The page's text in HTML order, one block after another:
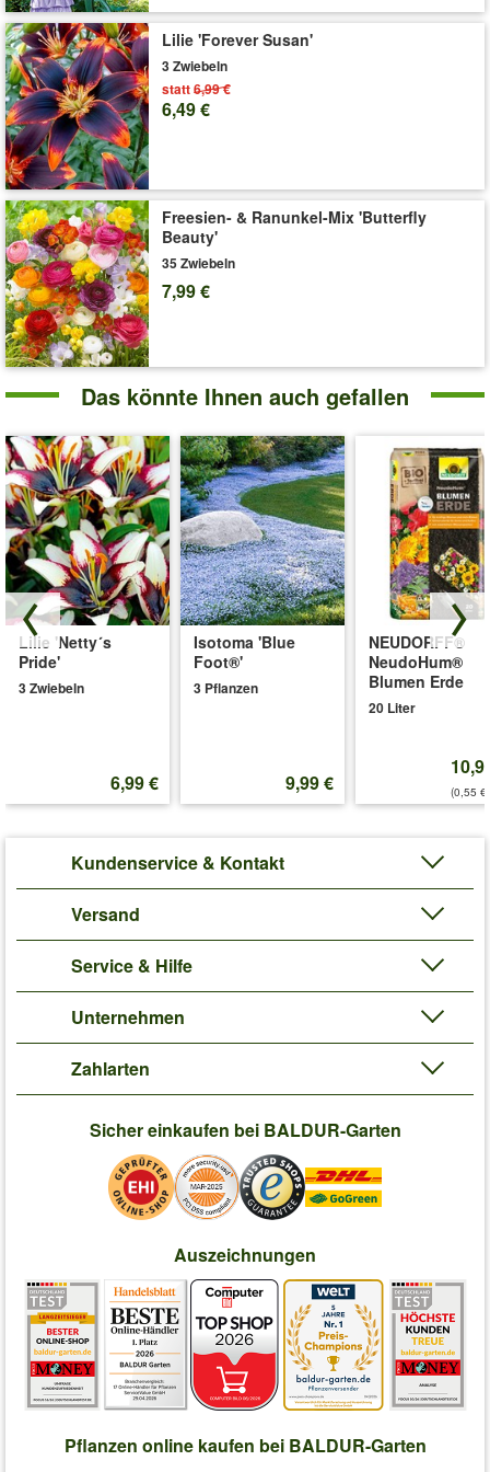
Lilie 'Forever Susan'
3 Zwiebeln
statt6,99 €
6,49 €
Freesien- & Ranunkel-Mix 'Butterfly
Beauty'
35 Zwiebeln
7,99 €
Das könnte Ihnen auch gefallen
Lilie 'Netty´s
Pride'
3 Zwiebeln
6,99 €
Isotoma 'Blue
Foot®'
3 Pflanzen
9,99 €
NEUDORFF®
NeudoHum®
Blumen Erde
20 Liter
(0,55
Kundenservice & Kontakt
Versand
Service & Hilfe
Unternehmen
Zahlarten
Sicher einkaufen bei BALDUR-Garten
Auszeichnungen
Pflanzen online kaufen bei BALDUR-Garten